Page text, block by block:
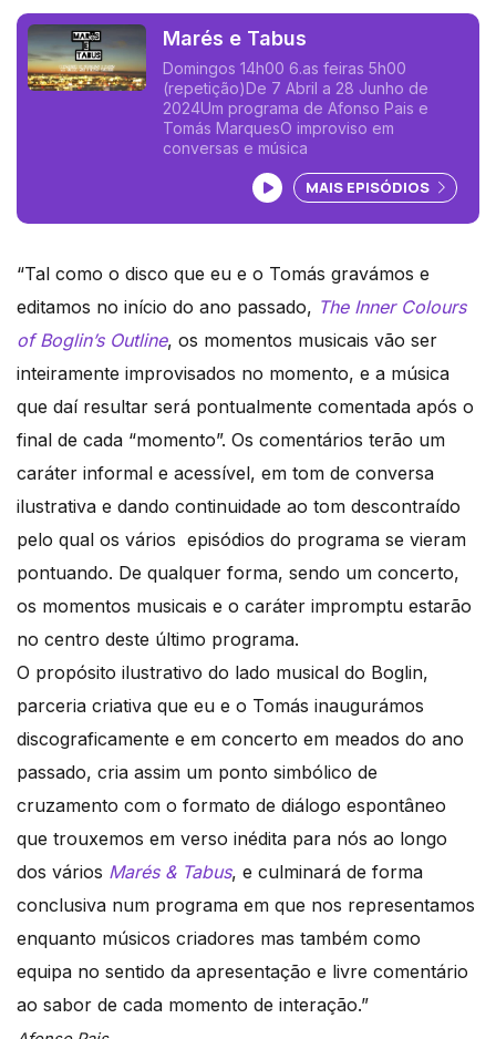
Marés e Tabus
Domingos 14h00 6.as feiras 5h00
(repetição)De 7 Abril a 28 Junho de
2024Um programa de Afonso Pais e
Tomás MarquesO improviso em
conversas e música
Ouvir podcast
MAIS EPISÓDIOS
“Tal como o disco que eu e o Tomás gravámos e
editamos no início do ano passado, The Inner Colours
of Boglin’s Outline, os momentos musicais vão ser
inteiramente improvisados no momento, e a música
que daí resultar será pontualmente comentada após o
final de cada “momento”. Os comentários terão um
caráter informal e acessível, em tom de conversa
ilustrativa e dando continuidade ao tom descontraído
pelo qual os vários episódios do programa se vieram
pontuando. De qualquer forma, sendo um concerto,
os momentos musicais e o caráter impromptu estarão
no centro deste último programa.
O propósito ilustrativo do lado musical do Boglin,
parceria criativa que eu e o Tomás inaugurámos
discograficamente e em concerto em meados do ano
passado, cria assim um ponto simbólico de
cruzamento com o formato de diálogo espontâneo
que trouxemos em verso inédita para nós ao longo
dos vários Marés & Tabus, e culminará de forma
conclusiva num programa em que nos representamos
enquanto músicos criadores mas também como
equipa no sentido da apresentação e livre comentário
ao sabor de cada momento de interação.”